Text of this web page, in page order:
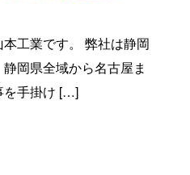
工業です。 弊社は静岡
岡県全域から名古屋ま
を手掛け […]